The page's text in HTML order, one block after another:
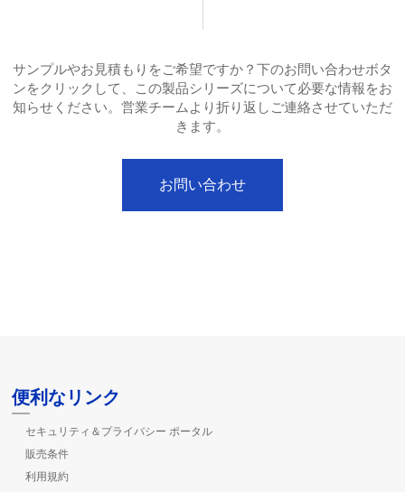
サンプルやお見積もりをご希望ですか？下のお問い合わせボタ
ンをクリックして、この製品シリーズについて必要な情報をお
知らせください。営業チームより折り返しご連絡させていただ
きます。
お問い合わせ
便利なリンク
セキュリティ＆プライバシー ポータル
販売条件
利用規約